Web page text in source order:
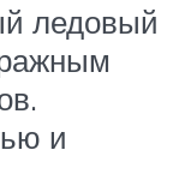
ледовый
и